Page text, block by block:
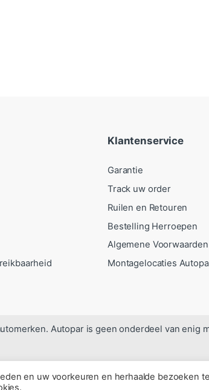
Klantenservice
Garantie
Track uw order
Ruilen en Retouren
Bestelling Herroepen
Algemene Voorwaarden
Montagelocaties
Autopar is geen onderdeel van enig
en uw voorkeuren en herhaalde bezoeken